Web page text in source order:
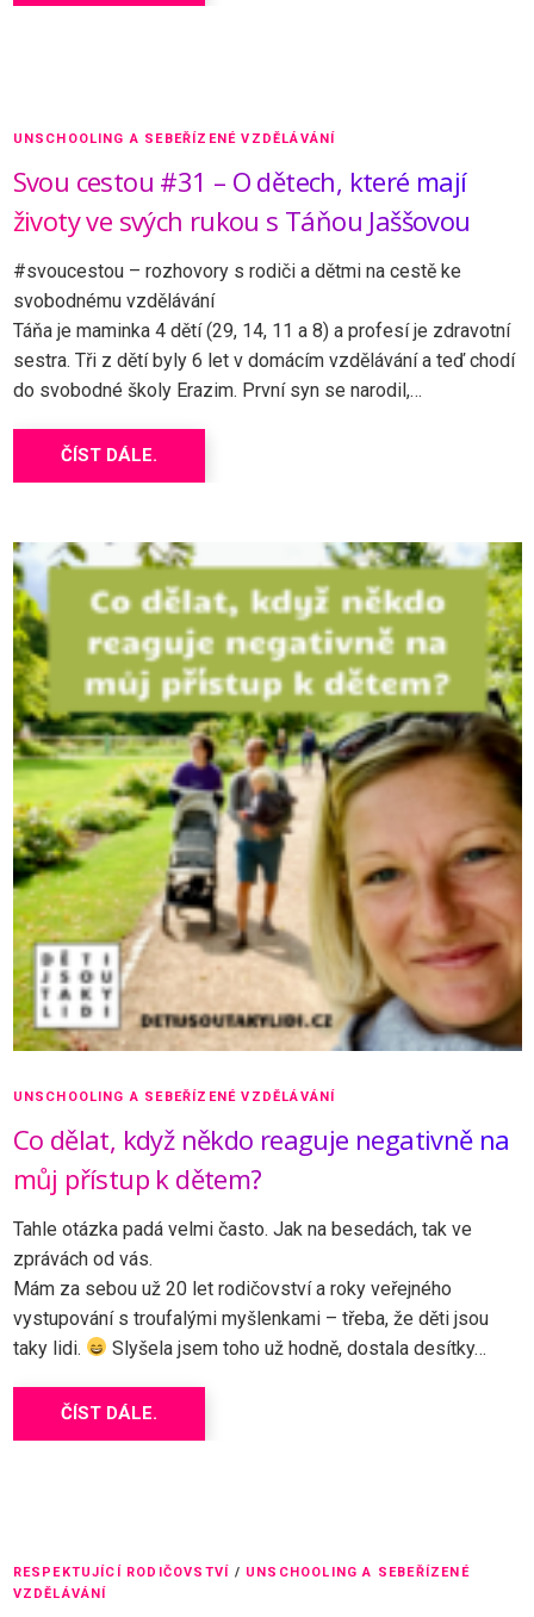
UNSCHOOLING A SEBEŘÍZENÉ VZDĚLÁVÁNÍ
Svou cestou #31 – O dětech, které mají
životy ve svých rukou s Táňou Jaššovou
#svoucestou – rozhovory s rodiči a dětmi na cestě ke
svobodnému vzdělávání
Táňa je maminka 4 dětí (29, 14, 11 a 8) a profesí je zdravotní
sestra. Tři z dětí byly 6 let v domácím vzdělávání a teď chodí
do svobodné školy Erazim. První syn se narodil,…
ČÍST DÁLE.
UNSCHOOLING A SEBEŘÍZENÉ VZDĚLÁVÁNÍ
Co dělat, když někdo reaguje negativně na
můj přístup k dětem?
Tahle otázka padá velmi často. Jak na besedách, tak ve
zprávách od vás.
Mám za sebou už 20 let rodičovství a roky veřejného
vystupování s troufalými myšlenkami – třeba, že děti jsou
taky lidi.
Slyšela jsem toho už hodně, dostala desítky…
ČÍST DÁLE.
RESPEKTUJÍCÍ RODIČOVSTVÍ / UNSCHOOLING A SEBEŘÍZENÉ
VZDĚLÁVÁNÍ